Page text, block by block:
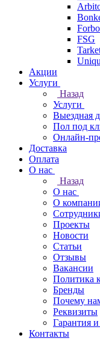
FSG
Акции
Услуги
Назад
Услуги
Выездная
Пол под
Онлайн-
Доставка
Оплата
О нас
Назад
О нас
О
Проекты
Новости
Статьи
Отзывы
Вакансии
Политика
Бренды
Почему
Реквизиты
Гарантия и
Контакты